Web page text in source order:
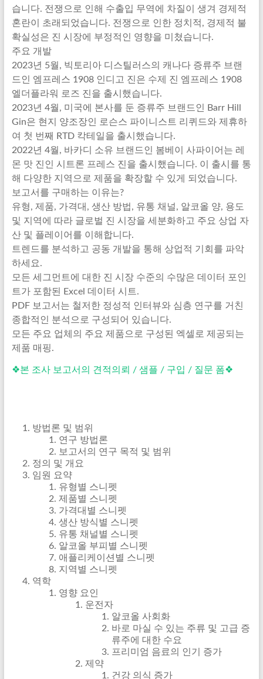
습니다. 전쟁으로 인해 수출입 무역에 차질이 생겨 경제적
혼란이 초래되었습니다. 전쟁으로 인한 정치적, 경제적 불
확실성은 진 시장에 부정적인 영향을 미쳤습니다.
주요 개발
2023년 5월, 빅토리아 디스틸러스의 캐나다 증류주 브랜
드인 엠프레스 1908 인디고 진은 수제 진 엠프레스 1908
엘더플라워 로즈 진을 출시했습니다.
2023년 4월, 미국에 본사를 둔 증류주 브랜드인 Barr Hill
Gin은 현지 양조장인 로슨스 파이니스트 리퀴드와 제휴하
여 첫 번째 RTD 칵테일을 출시했습니다.
2022년 4월, 바카디 소유 브랜드인 봄베이 사파이어는 레
몬 맛 진인 시트론 프레스 진을 출시했습니다. 이 출시를 통
해 다양한 지역으로 제품을 확장할 수 있게 되었습니다.
보고서를 구매하는 이유는?
유형, 제품, 가격대, 생산 방법, 유통 채널, 알코올 양, 용도
및 지역에 따라 글로벌 진 시장을 세분화하고 주요 상업 자
산 및 플레이어를 이해합니다.
트렌드를 분석하고 공동 개발을 통해 상업적 기회를 파악
하세요.
모든 세그먼트에 대한 진 시장 수준의 수많은 데이터 포인
트가 포함된 Excel 데이터 시트.
PDF 보고서는 철저한 정성적 인터뷰와 심층 연구를 거친
종합적인 분석으로 구성되어 있습니다.
모든 주요 업체의 주요 제품으로 구성된 엑셀로 제공되는
제품 매핑.
❖본 조사 보고서의 견적의뢰 / 샘플 / 구입 / 질문 폼❖
방법론 및 범위
연구 방법론
보고서의 연구 목적 및 범위
정의 및 개요
임원 요약
유형별 스니펫
제품별 스니펫
가격대별 스니펫
생산 방식별 스니펫
유통 채널별 스니펫
알코올 부피별 스니펫
애플리케이션별 스니펫
지역별 스니펫
역학
영향 요인
운전자
알코올 사회화
바로 마실 수 있는 주류 및 고급 증
류주에 대한 수요
프리미엄 음료의 인기 증가
제약
건강 의식 증가